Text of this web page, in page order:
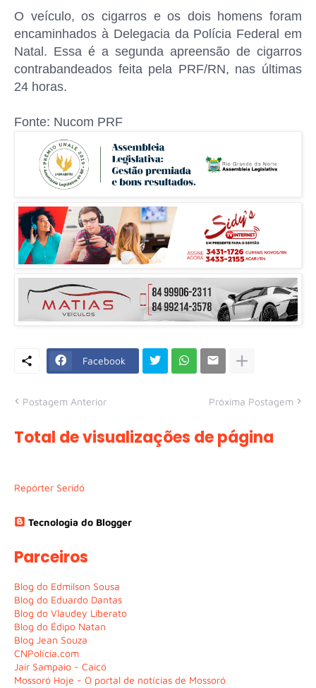
O veículo, os cigarros e os dois homens foram
encaminhados à Delegacia da Polícia Federal em
Natal. Essa é a segunda apreensão de cigarros
contrabandeados feita pela PRF/RN, nas últimas
24 horas.
Fonte: Nucom PRF
Facebook
Postagem Anterior Próxima Postagem
Total de visualizações de página
Repórter Seridó
Tecnologia do Blogger
Parceiros
Blog do Edmilson Sousa
Blog do Eduardo Dantas
Blog do Vlaudey Liberato
Blog do Édipo Natan
Blog Jean Souza
CNPolícia.com
Jair Sampaio - Caicó
Mossoró Hoje - O portal de notícias de Mossoró